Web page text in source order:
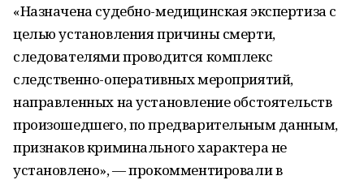
«Назначена судебно-медицинская экспертиза с
целью установления причины смерти,
следователями проводится комплекс
следственно-оперативных мероприятий,
направленных на установление обстоятельств
произошедшего, по предварительным данным,
признаков криминального характера не
установлено», — прокомментировали в